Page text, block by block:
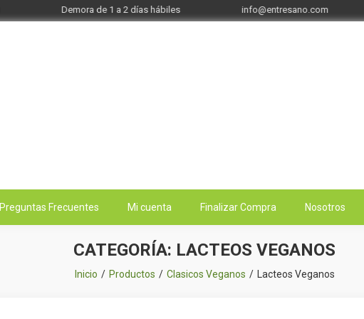
Demora de 1 a 2 días hábiles info@entresano.com
Preguntas Frecuentes Mi cuenta Finalizar Compra Nosotros
CATEGORÍA: LACTEOS VEGANOS
Inicio Productos Clasicos Veganos Lacteos Veganos